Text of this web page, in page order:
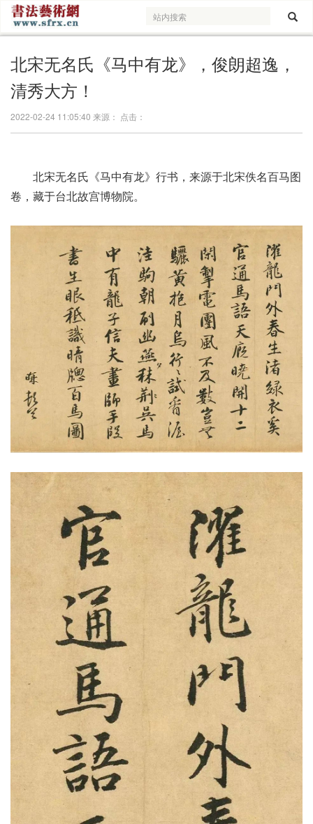
北宋无名氏《马中有龙》，俊朗超逸，
清秀大方！
2022-02-24 11:05:40 来源： 点击：
北宋无名氏《马中有龙》行书， 来源于北宋佚名百马图
卷，藏于台北故宫博物院。